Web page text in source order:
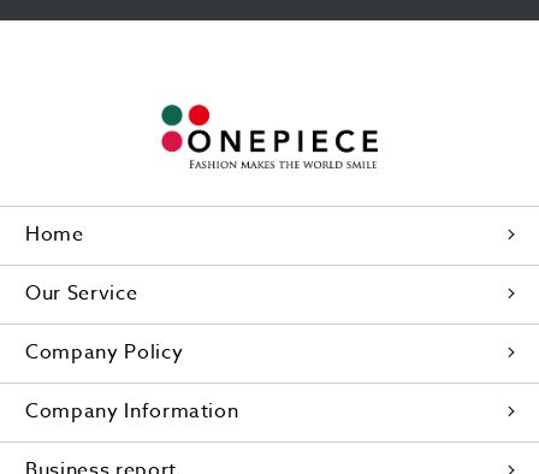
Home
Our Service
Company Policy
Company Information